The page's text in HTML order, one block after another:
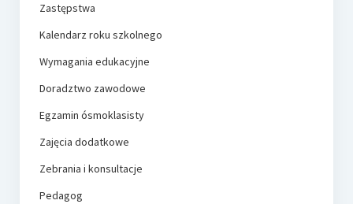
Zastępstwa
Kalendarz roku szkolnego
Wymagania edukacyjne
Doradztwo zawodowe
Egzamin ósmoklasisty
Zajęcia dodatkowe
Zebrania i konsultacje
Pedagog